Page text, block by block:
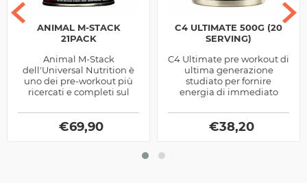
ANIMAL M-STACK
21PACK
Animal M-Stack
dell'Universal Nutrition è
uno dei pre-workout più
ricercati e completi sul
le performance
energetiche in...
€69,90
C4 ULTIMATE 500G (20
SERVING)
C4 Ultimate pre workout di
ultima generazione
studiato per fornire
energia di immediato
muscolare, resistenza e
concentrazione mentale
€38,20